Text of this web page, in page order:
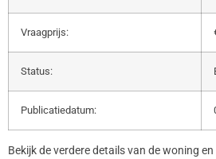
Vraagprijs:
Status:
Publicatiedatum:
Bekijk de verdere details van de woning